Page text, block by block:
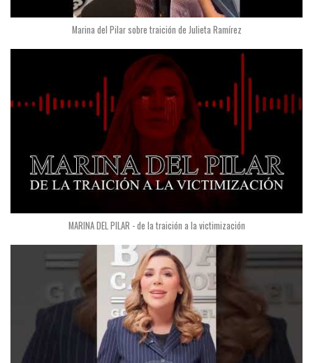
Marina del Pilar sobre traición de Julieta Ramírez
MARINA DEL PILAR - de la traición a la victimización